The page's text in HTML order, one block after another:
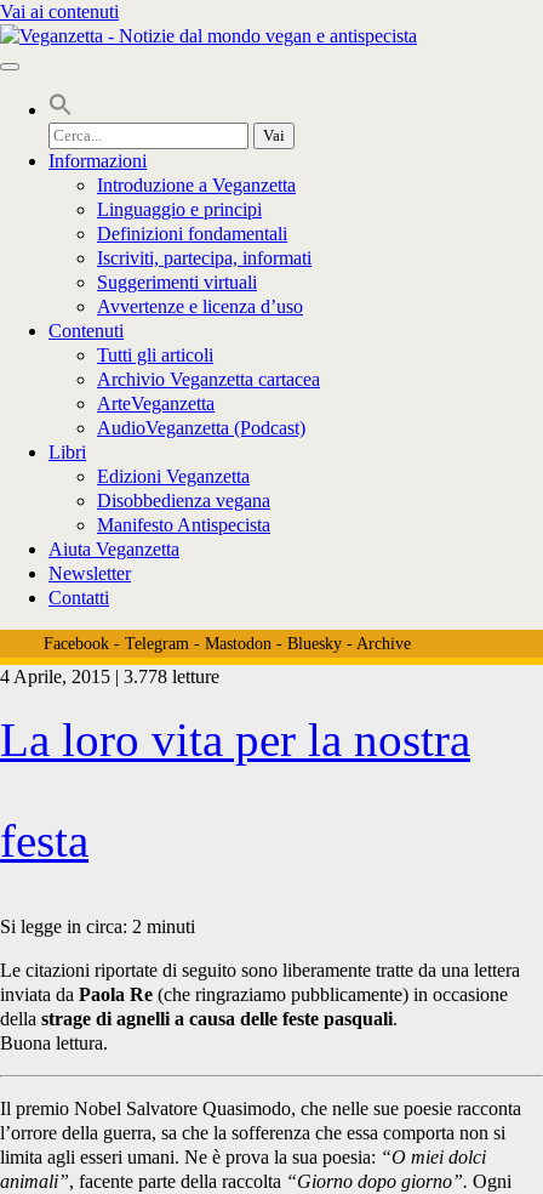
Vai ai contenuti
Cerca
per:
Informazioni
Introduzione a Veganzetta
Linguaggio e principi
Definizioni fondamentali
Iscriviti, partecipa, informati
Suggerimenti virtuali
Avvertenze e licenza d’uso
Contenuti
Tutti gli articoli
Archivio Veganzetta cartacea
ArteVeganzetta
AudioVeganzetta (Podcast)
Libri
Edizioni Veganzetta
Disobbedienza vegana
Manifesto Antispecista
Aiuta Veganzetta
Newsletter
Contatti
Facebook- Telegram- Mastodon- Bluesky- Archive
Tag:
<span>susanna
tamaro</span>
4 Aprile, 2015 | 3.778 letture
La loro vita per la nostra
festa
Si legge in circa: 2 minuti
Le citazioni riportate di seguito sono liberamente tratte da una lettera
inviata da Paola Re (che ringraziamo pubblicamente) in occasione
della strage di agnelli a causa delle feste pasquali.
Buona lettura.
Il premio Nobel Salvatore Quasimodo, che nelle sue poesie racconta
l’orrore della guerra, sa che la sofferenza che essa comporta non si
limita agli esseri umani. Ne è prova la sua poesia: “O miei dolci
animali”, facente parte della raccolta “Giorno dopo giorno”. Ogni